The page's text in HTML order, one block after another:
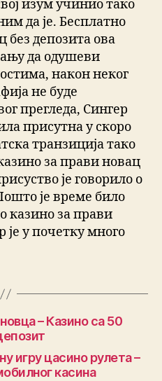
изум учинио тако
да је. Бесплатно
без депозита ова
да одушеви
након неког
не буде
прегледа, Сингер
присутна у скоро
транзиција тако
за прави новац
је говорило о
је време било
казино за прави
је у почетку много
– Казино са 50
игру цасино рулета –
касина